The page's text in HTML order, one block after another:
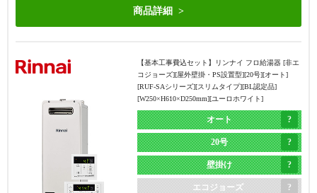
エコジョーズ
FH-2023SAR MFC-250V
メーカー希望小売価格（本体）435,600円
本体 71%OFF
給湯器本体＋標準リモコン＋基本工事費
185,281円
・商品ラインナップはエコジョ
ーズのみのため、1つ穴の非エ
コジョーズタイプに交換した方
が安くなる場合もある
部材+対応費が必要
・商品ラインナップは、非エコ
ジョーズもエコジョーズも両方
商品詳細
【基本工事費込セット】
リンナイ フロ給湯器 [非エ
コジョーズ][屋外壁掛・PS設置型][20号][オート]
[RUF-SAシリーズ][スリムタイプ][BL認定品]
[W250×H610×D250mm][ユーロホワイト]
オート
20号
壁掛け
エコジョーズ